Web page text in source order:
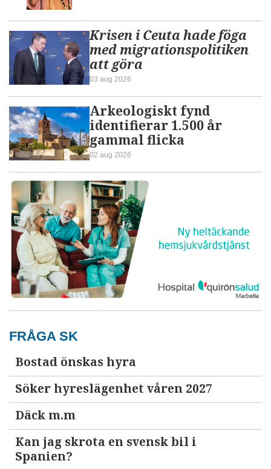
Krisen i Ceuta hade föga
med migrationspolitiken
att göra
03 aug 2026
Arkeologiskt fynd
identifierar 1.500 år
gammal flicka
02 aug 2026
FRÅGA SK
Bostad önskas hyra
Söker hyreslägenhet våren 2027
Däck m.m
Kan jag skrota en svensk bil i
Spanien?